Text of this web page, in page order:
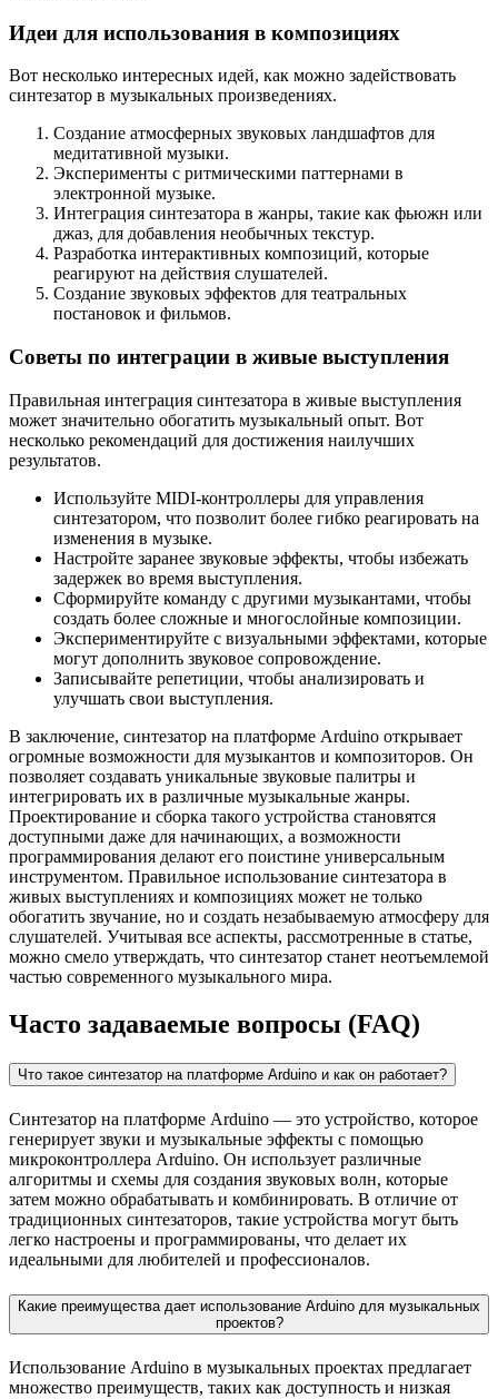
Идеи для использования в композициях
Вот несколько интересных идей, как можно задействовать
синтезатор в музыкальных произведениях.
Создание атмосферных звуковых ландшафтов для
медитативной музыки.
Эксперименты с ритмическими паттернами в
электронной музыке.
Интеграция синтезатора в жанры, такие как фьюжн или
джаз, для добавления необычных текстур.
Разработка интерактивных композиций, которые
реагируют на действия слушателей.
Создание звуковых эффектов для театральных
постановок и фильмов.
Советы по интеграции в живые выступления
Правильная интеграция синтезатора в живые выступления
может значительно обогатить музыкальный опыт. Вот
несколько рекомендаций для достижения наилучших
результатов.
Используйте MIDI-контроллеры для управления
синтезатором, что позволит более гибко реагировать на
изменения в музыке.
Настройте заранее звуковые эффекты, чтобы избежать
задержек во время выступления.
Сформируйте команду с другими музыкантами, чтобы
создать более сложные и многослойные композиции.
Экспериментируйте с визуальными эффектами, которые
могут дополнить звуковое сопровождение.
Записывайте репетиции, чтобы анализировать и
улучшать свои выступления.
В заключение, синтезатор на платформе Arduino открывает
огромные возможности для музыкантов и композиторов. Он
позволяет создавать уникальные звуковые палитры и
интегрировать их в различные музыкальные жанры.
Проектирование и сборка такого устройства становятся
доступными даже для начинающих, а возможности
программирования делают его поистине универсальным
инструментом. Правильное использование синтезатора в
живых выступлениях и композициях может не только
обогатить звучание, но и создать незабываемую атмосферу для
слушателей. Учитывая все аспекты, рассмотренные в статье,
можно смело утверждать, что синтезатор станет неотъемлемой
частью современного музыкального мира.
Часто задаваемые вопросы (FAQ)
Что такое синтезатор на платформе Arduino и как он работает?
Синтезатор на платформе Arduino — это устройство, которое
генерирует звуки и музыкальные эффекты с помощью
микроконтроллера Arduino. Он использует различные
алгоритмы и схемы для создания звуковых волн, которые
затем можно обрабатывать и комбинировать. В отличие от
традиционных синтезаторов, такие устройства могут быть
легко настроены и программированы, что делает их
идеальными для любителей и профессионалов.
Какие преимущества дает использование Arduino для музыкальных
проектов?
Использование Arduino в музыкальных проектах предлагает
множество преимуществ, таких как доступность и низкая